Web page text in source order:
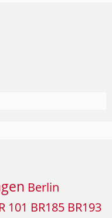
Berlin
101 BR185 BR193